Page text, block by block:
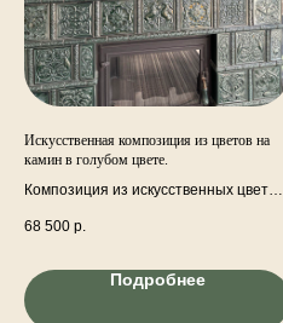
Искусственная композиция из цветов на
камин в голубом цвете.
Композиция из искусственных цветов
голубом цвете.
68 500 р.
Подробнее